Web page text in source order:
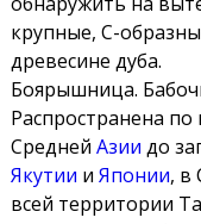
крупные, С-
древесине дуба.
Боярышница.
Распространена по
Средней Азии до
Якутии и Японии, в
всей территории